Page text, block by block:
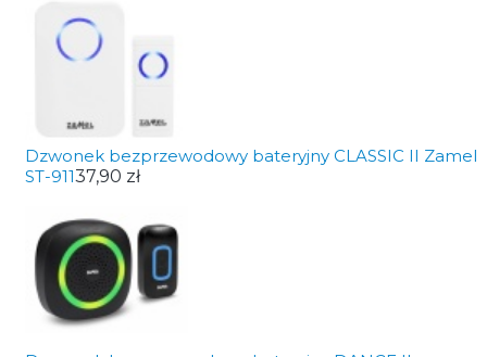
Dzwonek bezprzewodowy bateryjny CLASSIC II Zamel
ST-91137,90 zł